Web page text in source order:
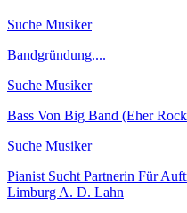
Suche Musiker
Bandgründung....
Suche Musiker
Bass Von Big Band (Eher
Suche Musiker
Pianist Sucht Partnerin Für
Limburg A. D. Lahn